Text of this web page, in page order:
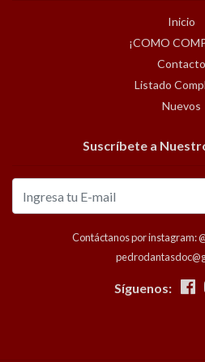
Inicio
¡COMO
Contacto
Listado
Nuevos
Suscríbete a
Contáctanos por instagram:
Síguenos: